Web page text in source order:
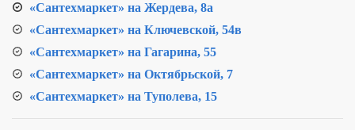
«Сантехмаркет» на Жердева, 8а
«Сантехмаркет» на Ключевской, 54в
«Сантехмаркет» на Гагарина, 55
«Сантехмаркет» на Октябрьской, 7
«Сантехмаркет» на Туполева, 15